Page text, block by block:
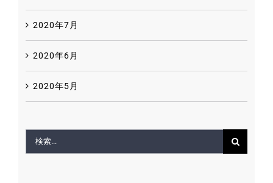
2020年7月
2020年6月
2020年5月
索